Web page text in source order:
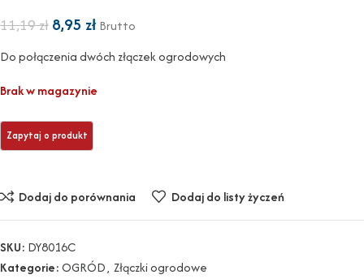
11,19zł 8,95 zł Brutto
Do połączenia dwóch złączek ogrodowych
Brak w magazynie
Dodaj do porównania Dodaj do listy życzeń
SKU: DY8016C
Kategorie:OGRÓD, Złączki ogrodowe